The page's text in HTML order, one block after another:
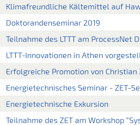
Klimafreundliche Kältemittel auf
Doktorandenseminar 2019
Teilnahme des LTTT am ProcessNet
LTTT-Innovationen in Athen
Erfolgreiche Promotion von Christian
Energietechnisches Seminar - ZET-
Energietechnische Exkursion
Teilnahme des ZET am Workshop